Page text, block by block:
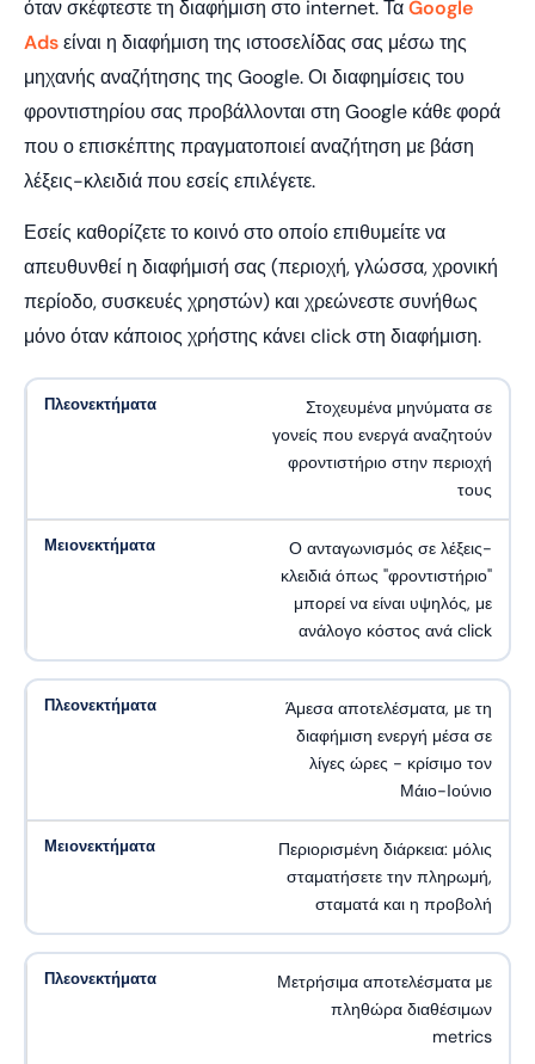
όταν σκέφτεστε τη διαφήμιση στο internet. ΤαGoogle
Adsείναι η διαφήμιση της ιστοσελίδας σας μέσω της
μηχανής αναζήτησης της Google. Οι διαφημίσεις του
φροντιστηρίου σας προβάλλονται στη Google κάθε φορά
που ο επισκέπτης πραγματοποιεί αναζήτηση με βάση
λέξεις-κλειδιά που εσείς επιλέγετε.
Εσείς καθορίζετε το κοινό στο οποίο επιθυμείτε να
απευθυνθεί η διαφήμισή σας (περιοχή, γλώσσα, χρονική
περίοδο, συσκευές χρηστών) και χρεώνεστε συνήθως
μόνο όταν κάποιος χρήστης κάνει click στη διαφήμιση.
Στοχευμένα μηνύματα σε
γονείς που ενεργά αναζητούν
φροντιστήριο στην περιοχή
τους
Ο ανταγωνισμός σε λέξεις-
κλειδιά όπως "φροντιστήριο"
μπορεί να είναι υψηλός, με
ανάλογο κόστος ανά click
Άμεσα αποτελέσματα, με τη
διαφήμιση ενεργή μέσα σε
λίγες ώρες - κρίσιμο τον
Μάιο-Ιούνιο
Περιορισμένη διάρκεια: μόλις
σταματήσετε την πληρωμή,
σταματά και η προβολή
Μετρήσιμα αποτελέσματα με
πληθώρα διαθέσιμων
metrics